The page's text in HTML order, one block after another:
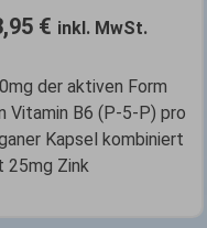
€ inkl. MwSt.
der aktiven Form
Vitamin B6 (P-5-P) pro
Kapsel kombiniert
25mg Zink